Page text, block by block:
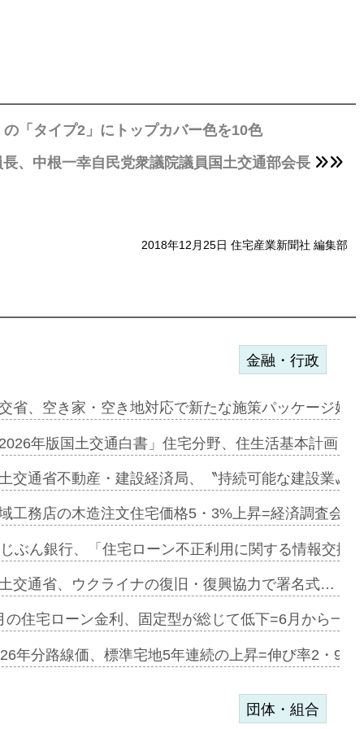
「タイプ2」にトップカバー色を10色
、中根一幸自民党衆議院議員国土交通部会長
2018年12月25日 住宅産業新聞社 編集部
起用…
ミーレキ…
も城南エ…
合型の賃…
ンカフェ…
協業=お互…
コリビング…
る2階建…
金融・行政
省、空き家・空き地対応で新たな施策パッケージ始
年版国土交通白書」住宅分野、住生活基本計画を
交通省不動産・建設経済局、〝持続可能な建設業〟
工務店の木造注文住宅価格5・3%上昇=経済調査会
ぶん銀行、「住宅ローン不正利用に関する情報交換
交通省、ウクライナの復旧・復興協力で署名式…
の住宅ローン金利、固定型が総じて低下=6月から一
年分路線価、標準宅地5年連続の上昇=伸び率2・
団体・組合